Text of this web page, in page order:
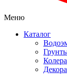
Меню
Каталог